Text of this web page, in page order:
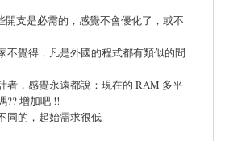
開支是必需的，感覺不會優化了，或不
不覺得，凡是外國的程式都有類似的問
者，感覺永遠都說：現在的 RAM 多平
?? 增加吧 !!
同的，起始需求很低